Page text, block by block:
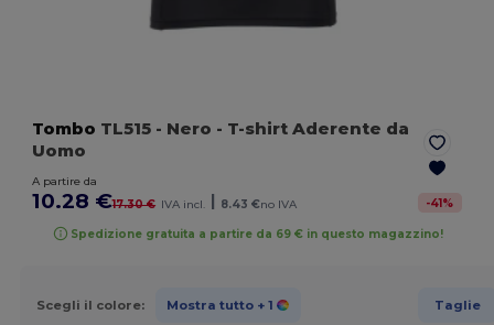
Tombo TL515 - Nero - T-shirt Aderente da
Uomo
A partire da
10.28 €17.30 € IVA incl. | 8.43 €no IVA -41%
Spedizione gratuita a partire da 69 € in questo magazzino!
Scegli il colore: Mostra tutto + 1 Taglie